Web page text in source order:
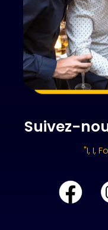
Suivez-
"I, I,